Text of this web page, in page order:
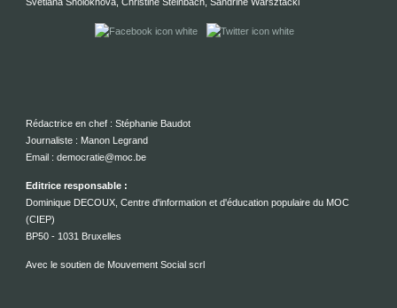
Rédactrice en chef : Stéphanie Baudot
Journaliste : Manon Legrand
Email : democratie@moc.be
Editrice responsable :
Dominique DECOUX, Centre d'information et d'éducation populaire du MOC
(CIEP)
BP50 - 1031 Bruxelles
Avec le soutien de Mouvement Social scrl